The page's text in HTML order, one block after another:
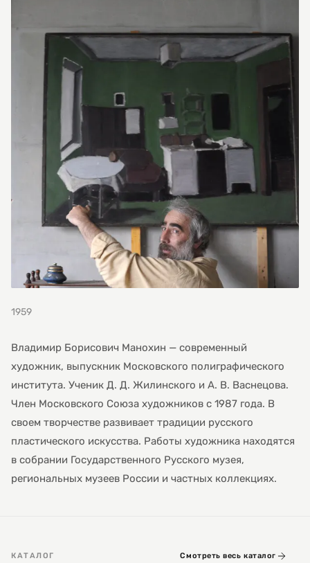
1959
Владимир Борисович Манохин — современный
художник, выпускник Московского полиграфического
института. Ученик Д. Д. Жилинского и А. В. Васнецова.
Член Московского Союза художников с 1987 года. В
своем творчестве развивает традиции русского
пластического искусства. Работы художника находятся
в собрании Государственного Русского музея,
региональных музеев России и частных коллекциях.
КАТАЛОГ Смотреть весь каталог